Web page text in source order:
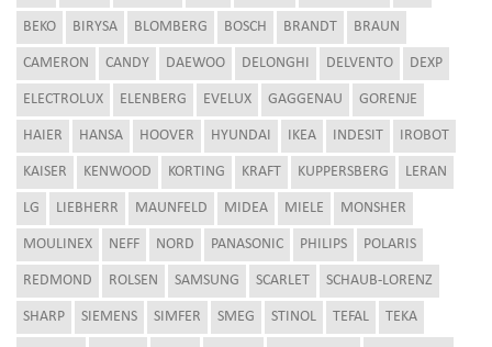
BEKO BIRYSA BLOMBERG BOSCH BRANDT BRAUN
CAMERON CANDY DAEWOO DELONGHI DELVENTO DEXP
ELECTROLUX ELENBERG EVELUX GAGGENAU GORENJE
HAIER HANSA HOOVER HYUNDAI IKEA INDESIT IROBOT
KAISER KENWOOD KORTING KRAFT KUPPERSBERG LERAN
LG LIEBHERR MAUNFELD MIDEA MIELE MONSHER
MOULINEX NEFF NORD PANASONIC PHILIPS POLARIS
REDMOND ROLSEN SAMSUNG SCARLET SCHAUB-LORENZ
SHARP SIEMENS SIMFER SMEG STINOL TEFAL TEKA